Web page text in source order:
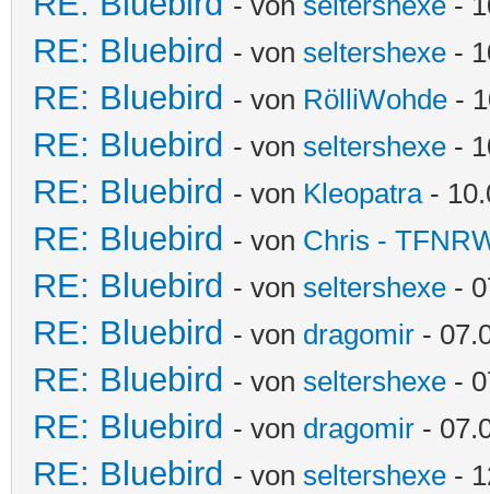
RE: Bluebird - von seltershexe -
RE: Bluebird - von RölliWohde -
RE: Bluebird - von seltershexe -
RE: Bluebird - von Kleopatra-
RE: Bluebird - von Chris -
RE: Bluebird - von seltershexe -
RE: Bluebird - von dragomir -
RE: Bluebird - von seltershexe -
RE: Bluebird - von dragomir -
RE: Bluebird - von seltershexe -